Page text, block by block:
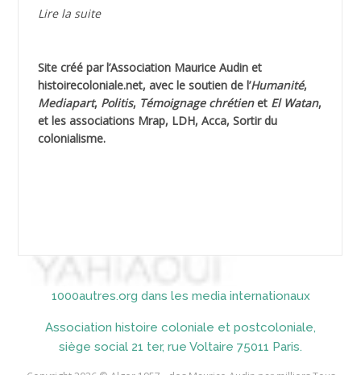
AHLOUCHE Mabrouk *
AIBLIED Ahmed
AICHEKADRA Sid Ahmed
AICI (ou AISSI) Laïd
AIDI
Lire la suite
Site créé par l’Association Maurice Audinet
histoirecoloniale.net, avec le soutien de l’Humanité,
Mediapart, Politis, Témoignage chrétienet El Watan,
et les associations Mrap, LDH, Acca, Sortir du
colonialisme.
1000autres.org dans les media internationaux
Association histoire coloniale et postcoloniale,
siège social 21 ter, rue Voltaire 75011 Paris.